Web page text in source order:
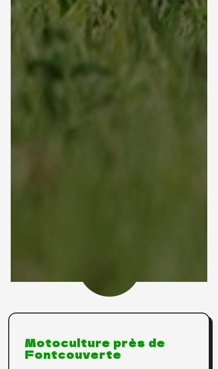
Motoculture près de
Fontcouverte